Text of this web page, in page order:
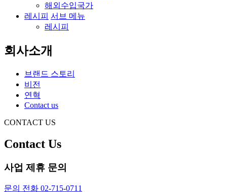
해외수입국가
레시피 서브 메뉴
레시피
회사소개
브랜드 스토리
비전
연혁
Contact us
CONTACT US
Contact Us
사업 제휴 문의
문의 전화 02-715-0711